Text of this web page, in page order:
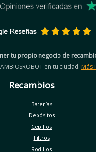
tu propio negocio de
en tu ciudad. Más
Recambios
Baterías
Depósitos
Cepillos
Filtros
Rodillos